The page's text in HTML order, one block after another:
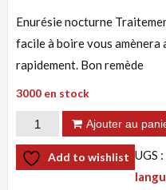
Enurésie nocturne
facile à boire vous amènera
rapidement. Bon remède
3000 en stock
quantité
de
Ajouter au
Add to wishlist UGS :